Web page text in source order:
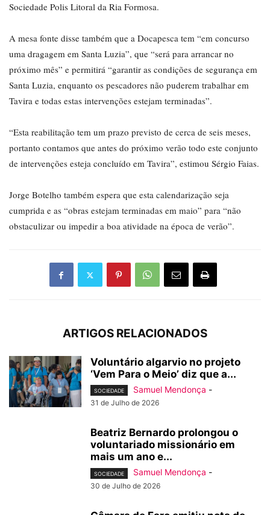
Sociedade Polis Litoral da Ria Formosa.
A mesa fonte disse também que a Docapesca tem “em concurso
uma dragagem em Santa Luzia”, que “será para arrancar no
próximo mês” e permitirá “garantir as condições de segurança em
Santa Luzia, enquanto os pescadores não puderem trabalhar em
Tavira e todas estas intervenções estejam terminadas”.
“Esta reabilitação tem um prazo previsto de cerca de seis meses,
portanto contamos que antes do próximo verão todo este conjunto
de intervenções esteja concluído em Tavira”, estimou Sérgio Faias.
Jorge Botelho também espera que esta calendarização seja
cumprida e as “obras estejam terminadas em maio” para “não
obstaculizar ou impedir a boa atividade na época de verão”.
ARTIGOS RELACIONADOS
Voluntário algarvio no projeto
‘Vem Para o Meio’ diz que a...
SOCIEDADE Samuel Mendonça -
31 de Julho de 2026
Beatriz Bernardo prolongou o
voluntariado missionário em
mais um ano e...
SOCIEDADE Samuel Mendonça -
30 de Julho de 2026